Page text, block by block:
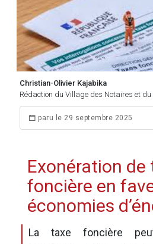
Christian-Olivier Kajabika
Rédaction du Village des Notaires et
paru le 29 septembre 2025
Exonération de
foncière en
économies
La taxe foncière